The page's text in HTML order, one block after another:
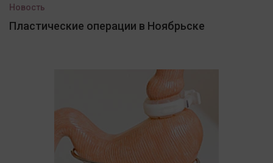
Новость
Пластические операции в Ноябрьске